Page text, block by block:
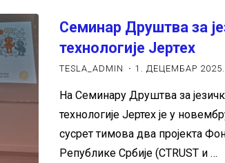
Trust
–
and
Relevance"
Семинар Друштва за
технологије Јертех
TESLA_ADMIN 1. ДЕЦЕМБАР 2025.
На Семинару Друштва за
технологије Јертех је у
сусрет тимова два пројекта
Републике Србије (CTRUST и …